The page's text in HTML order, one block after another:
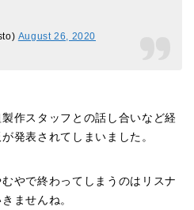
August 26, 2020
作スタッフとの話し合いなど経
発表されてしまいました。
やで終わってしまうのはリスナ
ませんね。